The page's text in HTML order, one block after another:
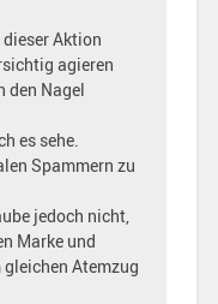
dieser Aktion
agieren
den Nagel
es sehe.
Spammern zu
jedoch nicht,
Marke und
Atemzug